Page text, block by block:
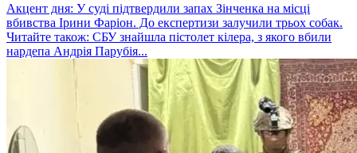
Акцент дня: У суді підтвердили запах Зінченка на місці
вбивства Ірини Фаріон. До експертизи залучили трьох собак.
Читайте також: СБУ знайшла пістолет кілера, з якого вбили
нардепа Андрія Парубія...